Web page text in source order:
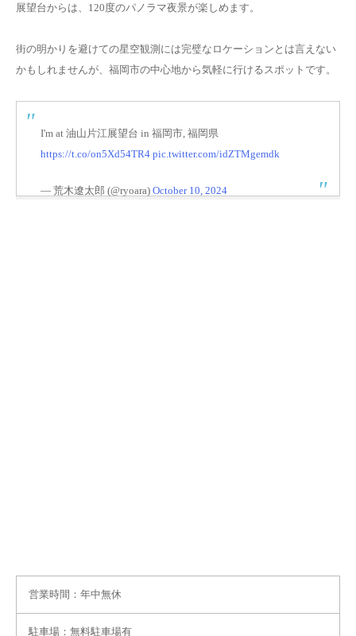
展望台からは、120度のパノラマ夜景が楽しめます。
街の明かりを避けての星空観測には完璧なロケーションとは言えない
かもしれませんが、福岡市の中心地から気軽に行けるスポットです。
I'm at 油山片江展望台 in 福岡市, 福岡県
https://t.co/on5Xd54TR4 pic.twitter.com/idZTMgemdk
— 荒木遼太郎 (@ryoara) October 10, 2024
営業時間：年中無休
駐車場：無料駐車場有